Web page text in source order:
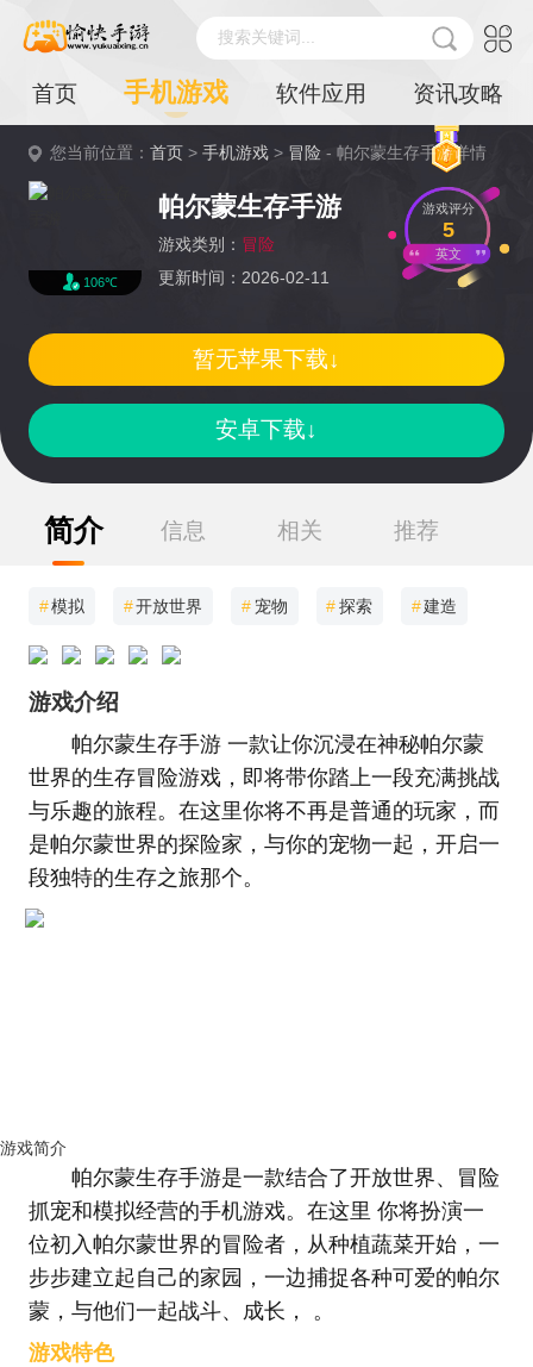
搜索关键词...
首页 手机游戏 软件应用 资讯攻略
您当前位置：首页 >手机游戏 > 冒险 - 帕尔蒙生存手游详情
106℃
帕尔蒙生存手游
游戏类别： 冒险
更新时间：2026-02-11
游戏评分
5
英文
安卓下载↓
暂无苹果下载↓
简介 信息 相关 推荐
#模拟 #开放世界 # 宠物 #探索 #建造
游戏介绍
帕尔蒙生存手游 一款让你沉浸在神秘帕尔蒙
世界的生存冒险游戏，即将带你踏上一段充满挑战
与乐趣的旅程。在这里你将不再是普通的玩家，而
是帕尔蒙世界的探险家，与你的宠物一起，开启一
段独特的生存之旅那个。
游戏简介
帕尔蒙生存手游是一款结合了开放世界、冒险
抓宠和模拟经营的手机游戏。在这里 你将扮演一
位初入帕尔蒙世界的冒险者，从种植蔬菜开始，一
步步建立起自己的家园，一边捕捉各种可爱的帕尔
蒙，与他们一起战斗、成长， 。
游戏特色